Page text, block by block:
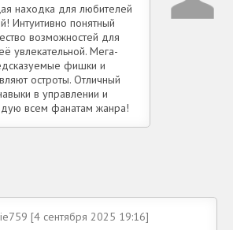
находка для любителей
Интуитивно понятный
возможностей для
увлекательной. Мега-
фишки и
остроты. Отличный
в управлении и
всем фанатам жанра!
[4 сентября 2025 19:16]